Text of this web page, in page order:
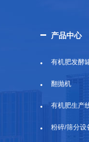
产品中心
有机肥发酵
翻抛机
有机肥生产
粉碎/筛分设